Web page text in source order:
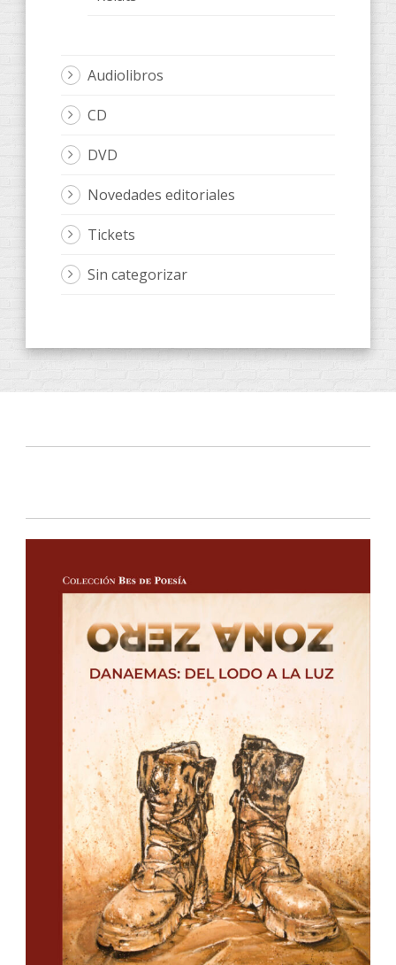
Audiolibros
CD
DVD
Novedades editoriales
Tickets
Sin categorizar